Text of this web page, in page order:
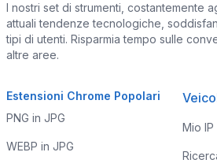
I nostri set di strumenti, costantemente
attuali tendenze tecnologiche,
tipi di utenti. Risparmia tempo sulle
altre aree.
Estensioni Chrome Popolari
PNG in JPG
WEBP in JPG
Mio IP